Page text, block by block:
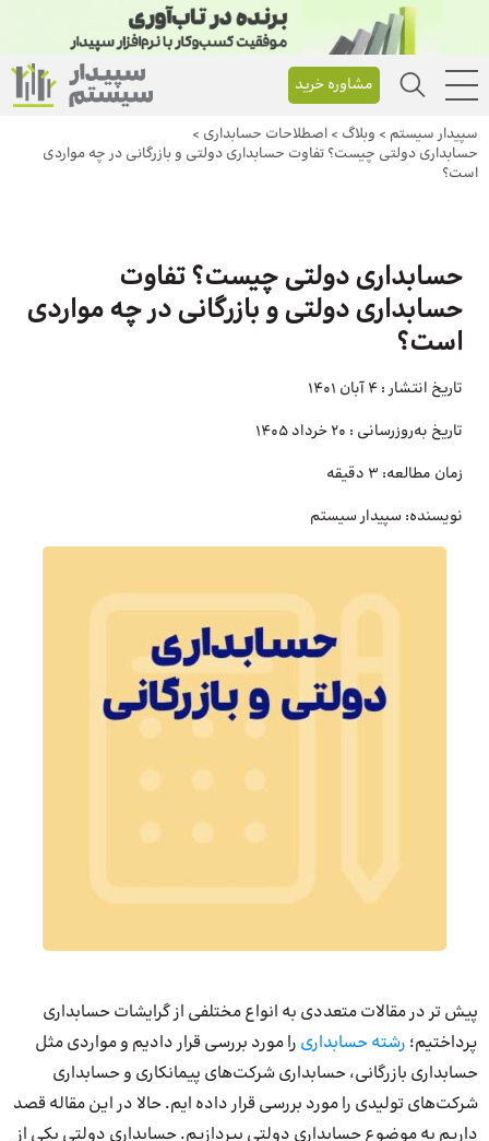
مشاوره خرید
سپیدار سیستم > وبلاگ > اصطلاحات حسابداری >
حسابداری دولتی چیست؟ تفاوت حسابداری دولتی و بازرگانی در چه مواردی
است؟
حسابداری دولتی چیست؟ تفاوت
حسابداری دولتی و بازرگانی در چه مواردی
است؟
تاریخ انتشار : 4 آبان 1401
تاریخ به‌روزرسانی : 20 خرداد 1405
زمان مطالعه: 3 دقیقه
نویسنده: سپیدار سیستم
پیش تر در مقالات متعددی به انواع مختلفی از گرایشات حسابداری
پرداختیم؛ رشته حسابداری را مورد بررسی قرار دادیم و مواردی مثل
حسابداری بازرگانی، حسابداری شرکت‌های پیمانکاری و حسابداری
شرکت‌های تولیدی را مورد بررسی قرار داده ایم. حالا در این مقاله قصد
داریم به موضوع حسابداری دولتی بپردازیم. حسابداری دولتی یکی از